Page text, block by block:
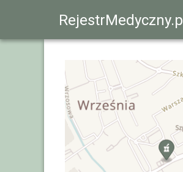
RejestrMedyczny.pl